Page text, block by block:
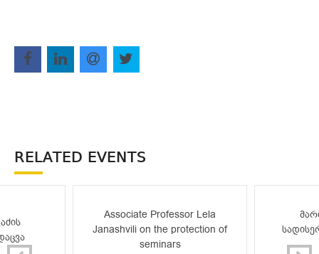
RELATED EVENTS
Associate Professor Lela
Janashvili on the protection of
seminars